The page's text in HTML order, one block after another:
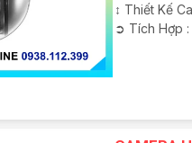
↕️ Thiết Kế
️➲ Tích Hợp :